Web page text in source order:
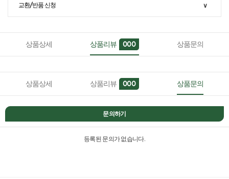
교환/반품 신청 ∨
상품상세 상품리뷰 000 상품문의
상품상세 상품리뷰 000 상품문의
문의하기
등록된 문의가 없습니다.